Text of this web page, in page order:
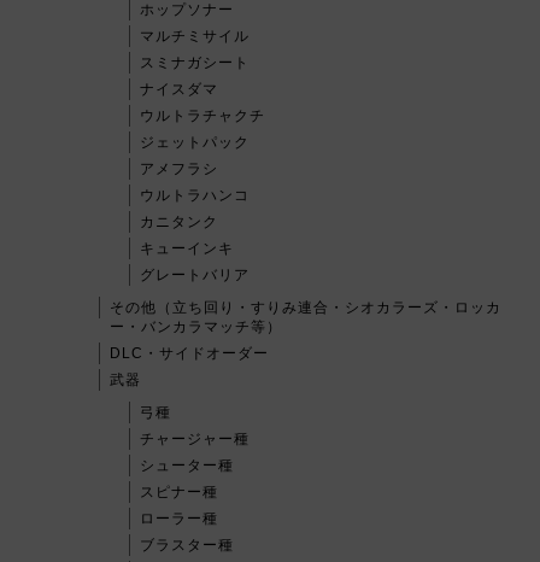
ホップソナー
マルチミサイル
スミナガシート
ナイスダマ
ウルトラチャクチ
ジェットパック
アメフラシ
ウルトラハンコ
カニタンク
キューインキ
グレートバリア
その他（立ち回り・すりみ連合・シオカラーズ・ロッカ
ー・バンカラマッチ等）
DLC・サイドオーダー
武器
弓種
チャージャー種
シューター種
スピナー種
ローラー種
ブラスター種